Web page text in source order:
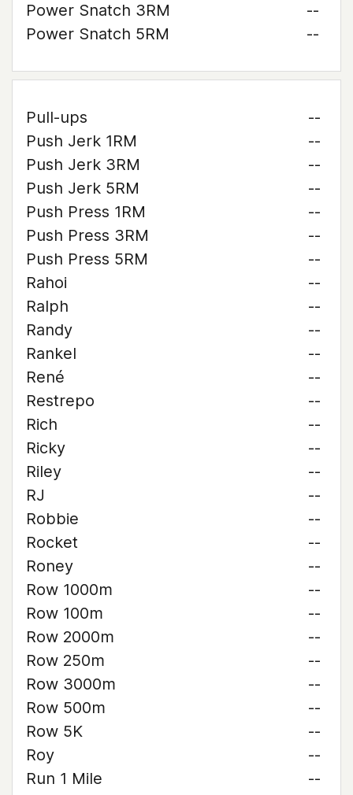
Power Snatch 3RM
--
Power Snatch 5RM
--
Pull-ups
--
Push Jerk 1RM
--
Push Jerk 3RM
--
Push Jerk 5RM
--
Push Press 1RM
--
Push Press 3RM
--
Push Press 5RM
--
Rahoi
--
Ralph
--
Randy
--
Rankel
--
René
--
Restrepo
--
Rich
--
Ricky
--
Riley
--
RJ
--
Robbie
--
Rocket
--
Roney
--
Row 1000m
--
Row 100m
--
Row 2000m
--
Row 250m
--
Row 3000m
--
Row 500m
--
Row 5K
--
Roy
--
Run 1 Mile
--